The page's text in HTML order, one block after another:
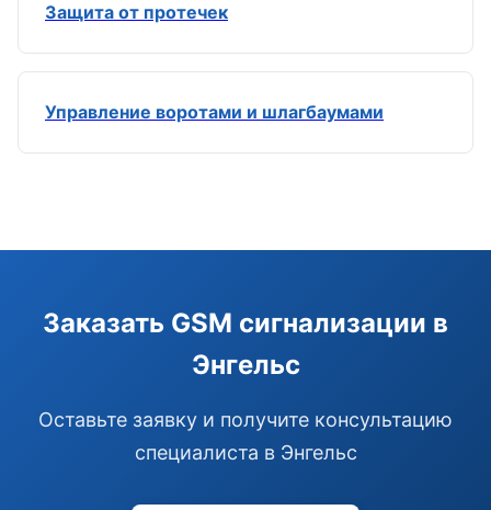
Защита от протечек
Управление воротами и шлагбаумами
Заказать GSM сигнализации в
Энгельс
Оставьте заявку и получите консультацию
специалиста в Энгельс
модуль управления или готовый комплект.
Подобрать сигнализацию